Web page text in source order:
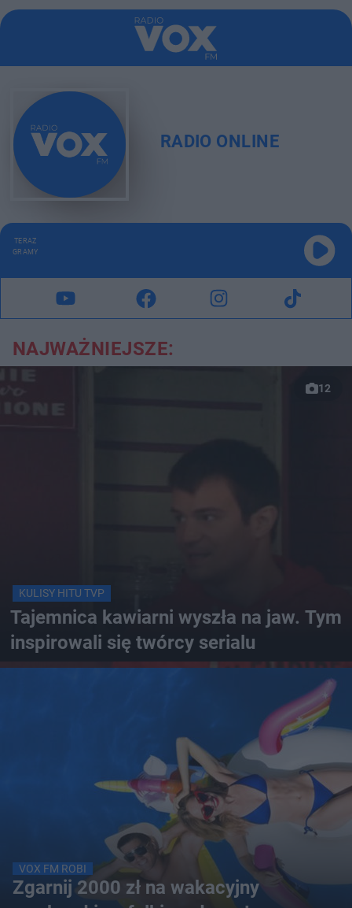
RADIO ONLINE
TERAZ
GRAMY
NAJWAŻNIEJSZE:
12
KULISY HITU TVP
Tajemnica kawiarni wyszła na jaw. Tym
inspirowali się twórcy serialu
VOX FM ROBI
Zgarnij 2000 zł na wakacyjny